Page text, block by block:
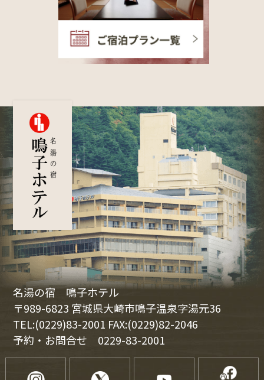
名湯の宿 鳴子ホテル
〒989-6823 宮城県大崎市鳴子温泉字湯元36
TEL:(0229)83-2001 FAX:(0229)82-2046
予約・お問合せ 0229-83-2001